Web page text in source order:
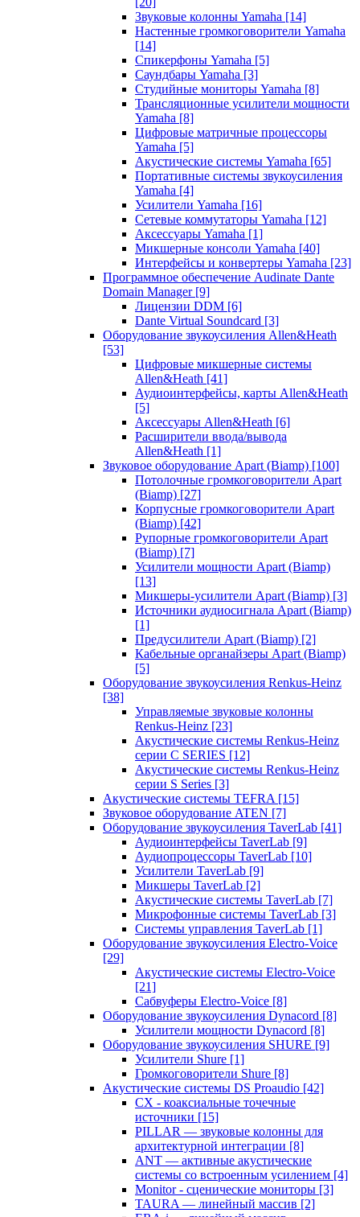
Звуковые колонны Yamaha [14]
Настенные громкоговорители Yamaha
[14]
Спикерфоны Yamaha [5]
Саундбары Yamaha [3]
Студийные мониторы Yamaha [8]
Трансляционные усилители мощности
Yamaha [8]
Цифровые матричные процессоры
Yamaha [5]
Акустические системы Yamaha [65]
Портативные системы звукоусиления
Yamaha [4]
Усилители Yamaha [16]
Сетевые коммутаторы Yamaha [12]
Аксессуары Yamaha [1]
Микшерные консоли Yamaha [40]
Интерфейсы и конвертеры Yamaha [23]
Программное обеспечение Audinate Dante
Domain Manager [9]
Лицензии DDM [6]
Dante Virtual Soundcard [3]
Оборудование звукоусиления Allen&Heath
[53]
Цифровые микшерные системы
Allen&Heath [41]
Аудиоинтерфейсы, карты Allen&Heath
[5]
Аксессуары Allen&Heath [6]
Расширители ввода/вывода
Allen&Heath [1]
Звуковое оборудование Apart (Biamp) [100]
Потолочные громкоговорители Apart
(Biamp) [27]
Корпусные громкоговорители Apart
(Biamp) [42]
Рупорные громкоговорители Apart
(Biamp) [7]
Усилители мощности Apart (Biamp)
[13]
Микшеры-усилители Apart (Biamp) [3]
Источники аудиосигнала Apart (Biamp)
[1]
Предусилители Apart (Biamp) [2]
Кабельные органайзеры Apart (Biamp)
[5]
Оборудование звукоусиления Renkus-Heinz
[38]
Управляемые звуковые колонны
Renkus-Heinz [23]
Акустические системы Renkus-Heinz
серии C SERIES [12]
Акустические системы Renkus-Heinz
серии S Series [3]
Акустические системы TEFRA [15]
Звуковое оборудование ATEN [7]
Оборудование звукоусиления TaverLab [41]
Аудиоинтерфейсы TaverLab [9]
Аудиопроцессоры TaverLab [10]
Усилители TaverLab [9]
Микшеры TaverLab [2]
Акустические системы TaverLab [7]
Микрофонные системы TaverLab [3]
Системы управления TaverLab [1]
Оборудование звукоусиления Electro-Voice
[29]
Акустические системы Electro-Voice
[21]
Сабвуферы Electro-Voice [8]
Оборудование звукоусиления Dynacord [8]
Усилители мощности Dynacord [8]
Оборудование звукоусиления SHURE [9]
Усилители Shure [1]
Громкоговорители Shure [8]
Акустические системы DS Proaudio [42]
CX - коаксиальные точечные
источники [15]
PILLAR — звуковые колонны для
архитектурной интеграции [8]
ANT — активные акустические
системы со встроенным усилением [4]
Monitor - сценические мониторы [3]
TAURA — линейный массив [2]